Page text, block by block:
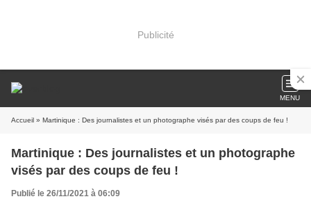
Publicité
MENU
Accueil » Martinique : Des journalistes et un photographe visés par des coups de feu !
Martinique : Des journalistes et un photographe
visés par des coups de feu !
Publié le 26/11/2021 à 06:09